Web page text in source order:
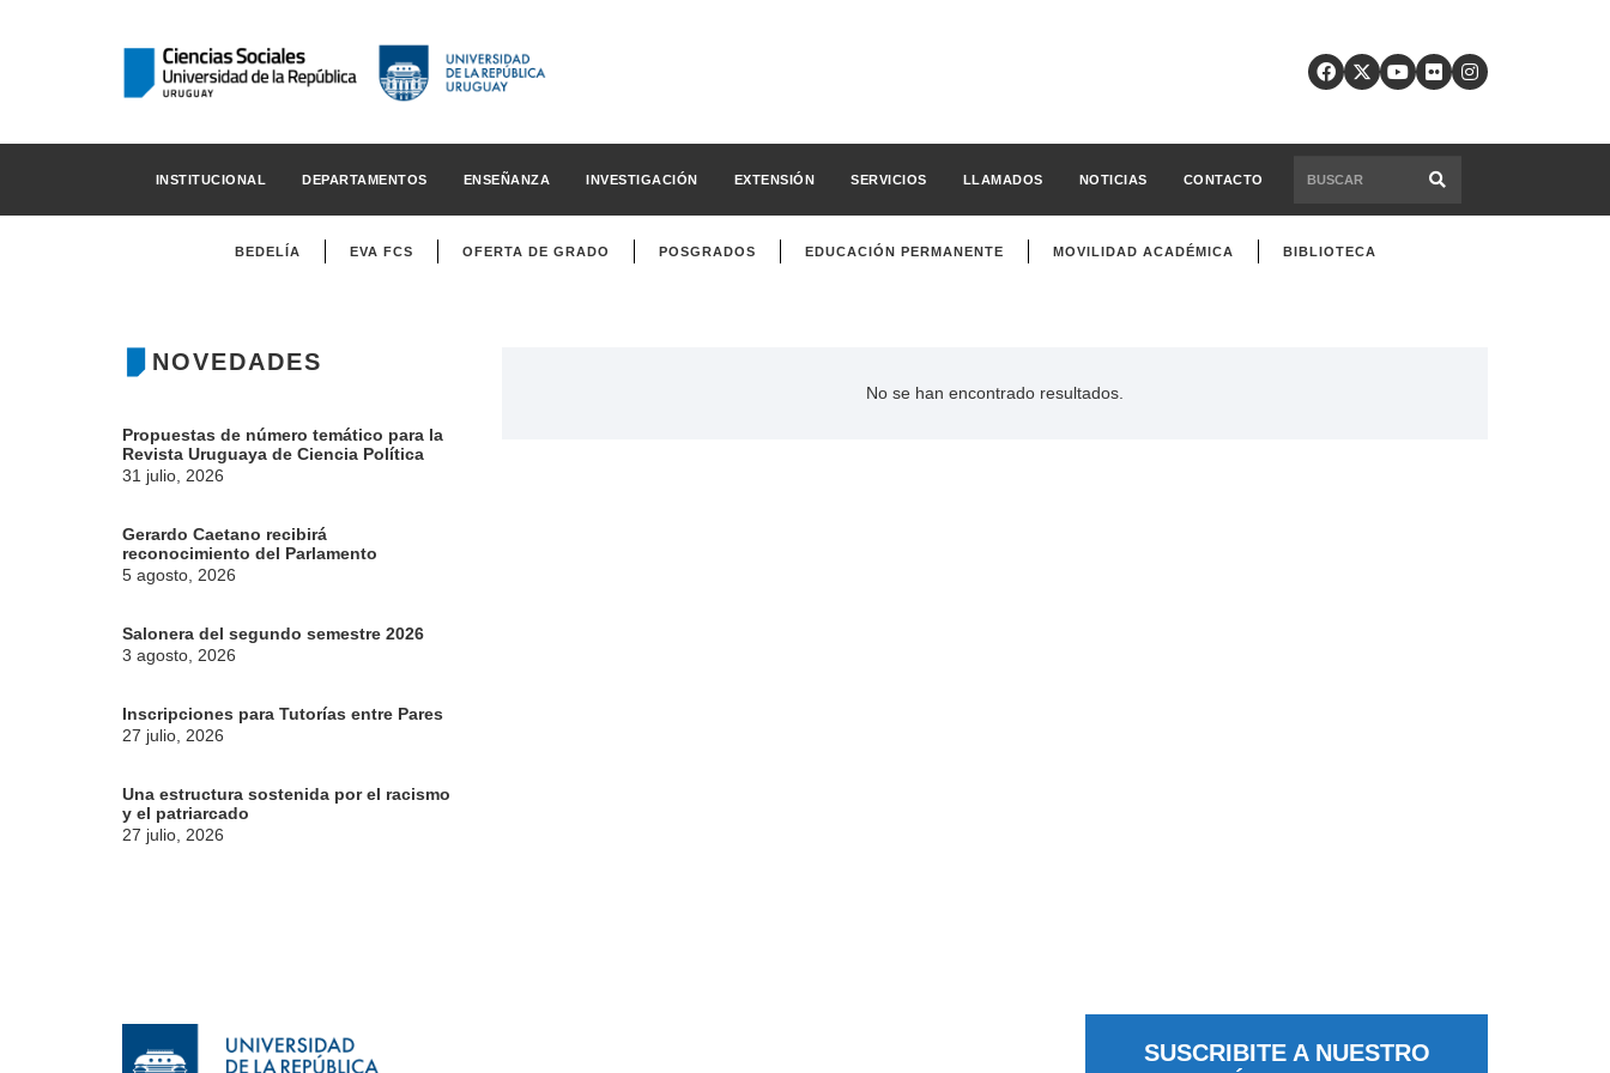
INSTITUCIONAL DEPARTAMENTOS ENSEÑANZA INVESTIGACIÓN EXTENSIÓN SERVICIOS LLAMADOS NOTICIAS CONTACTO
BEDELÍA EVA FCS OFERTA DE GRADO POSGRADOS EDUCACIÓN PERMANENTE MOVILIDAD ACADÉMICA BIBLIOTECA
NOVEDADES
Propuestas de número temático para la
Revista Uruguaya de Ciencia Política
31 julio, 2026
Gerardo Caetano recibirá
reconocimiento del Parlamento
5 agosto, 2026
Salonera del segundo semestre 2026
3 agosto, 2026
Inscripciones para Tutorías entre Pares
27 julio, 2026
Una estructura sostenida por el racismo
y el patriarcado
27 julio, 2026
No se han encontrado resultados.
SUSCRIBITE A NUESTRO